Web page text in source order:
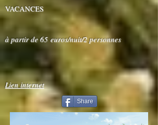
VACANCEs
à partir de 65 euros/nuit/2 personnes
Lien internet
Share